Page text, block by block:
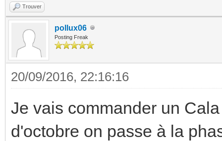
Trouver
pollux06
Posting Freak
20/09/2016, 22:16:16
Je vais commander un
d'octobre on passe à la